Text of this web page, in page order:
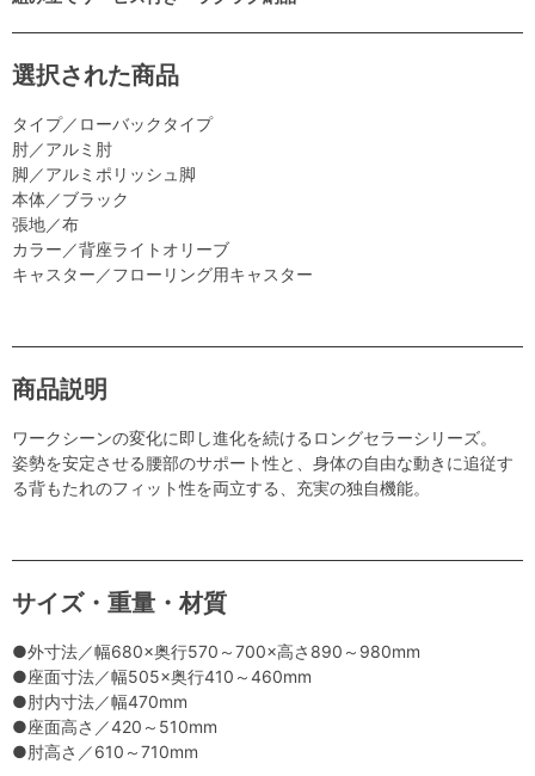
選択された商品
タイプ／ローバックタイプ
肘／アルミ肘
脚／アルミポリッシュ脚
本体／ブラック
張地／布
カラー／背座ライトオリーブ
キャスター／フローリング用キャスター
商品説明
ワークシーンの変化に即し進化を続けるロングセラーシリーズ。
姿勢を安定させる腰部のサポート性と、身体の自由な動きに追従す
る背もたれのフィット性を両立する、充実の独自機能。
サイズ・重量・材質
●外寸法／幅680×奥行570～700×高さ890～980mm
●座面寸法／幅505×奥行410～460mm
●肘内寸法／幅470mm
●座面高さ／420～510mm
●肘高さ／610～710mm